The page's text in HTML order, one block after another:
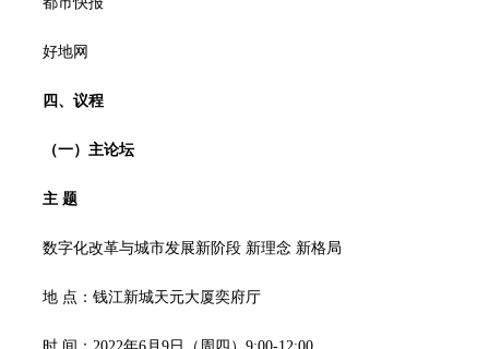
好地网
四、议程
（一）主论坛
主 题
数字化改革与城市发展新阶段 新理念 新格局
地 点：钱江新城天元大厦奕府厅